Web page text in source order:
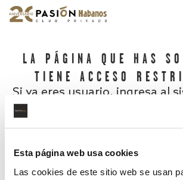
Esta página web usa cookies
Las cookies de este sitio web se usan
LA PÁGINA QUE HAS
TIENE ACCESO
Si ya eres usuario, ingresa al